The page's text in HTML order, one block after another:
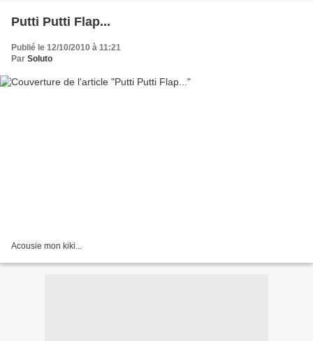
Putti Putti Flap...
Publié le 12/10/2010 à 11:21
Par Soluto
Acousie mon kiki...